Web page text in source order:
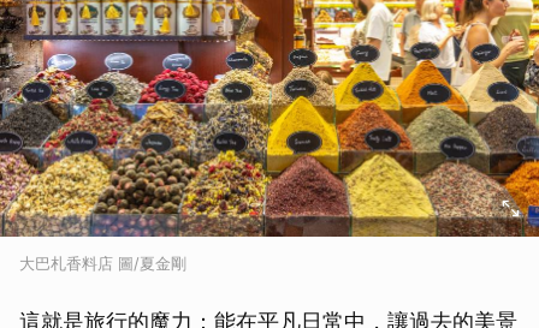
大巴札香料店 圖/夏金剛
這就是旅行的魔力：能在平凡日常中，讓過去的美景
取消